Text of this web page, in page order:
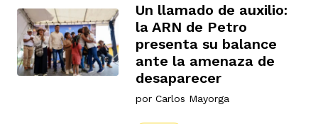
Un llamado de auxilio:
la ARN de Petro
presenta su balance
ante la amenaza de
desaparecer
por Carlos Mayorga